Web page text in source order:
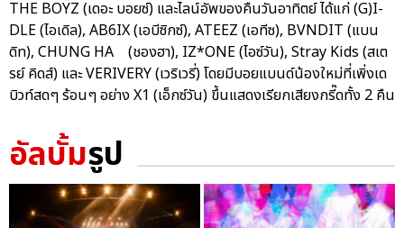
THE BOYZ (เดอะ บอยซ์) และไลน์อัพของคืนวันอาทิตย์ ได้แก่ (G)I-
DLE (ไอเดิล), AB6IX (เอบีซิกซ์), ATEEZ (เอทีซ), BVNDIT (แบน
ดิท), CHUNG HA (ชองฮา), IZ*ONE (ไอซ์วัน), Stray Kids (สเต
รย์ คิดส์) และ VERIVERY (เวริเวรี่) โดยมีบอยแบนด์น้องใหม่ที่เพิ่งเด
บิวท์สดๆ ร้อนๆ อย่าง X1 (เอ็กซ์วัน) ขึ้นแสดงเรียกเสียงกรี๊ดทั้ง 2 คืน
อัลบั้มรูป